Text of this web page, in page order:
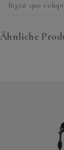
fugiat quo
Ähnliche